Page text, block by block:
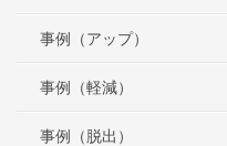
事例（アップ）
事例（軽減）
事例（脱出）